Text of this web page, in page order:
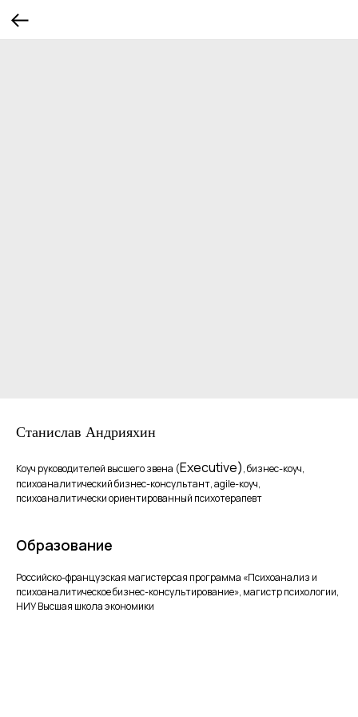
Станислав Андрияхин
Коуч руководителей высшего звена (Executive), бизнес-коуч,
психоаналитический бизнес-консультант, agile-коуч,
психоаналитически ориентированный психотерапевт
Образование
Российско-французская магистерсая программа «Психоанализ и
психоаналитическое бизнес-консультирование», магистр психологии,
НИУ Высшая школа экономики